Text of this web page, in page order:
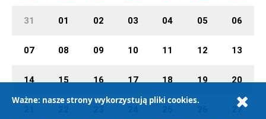
31 01 02 03 04 05 06
07 08 09 10 11 12 13
14 15 16 17 18 19 20
27
Ważne: nasze strony wykorzystują pliki cookies.